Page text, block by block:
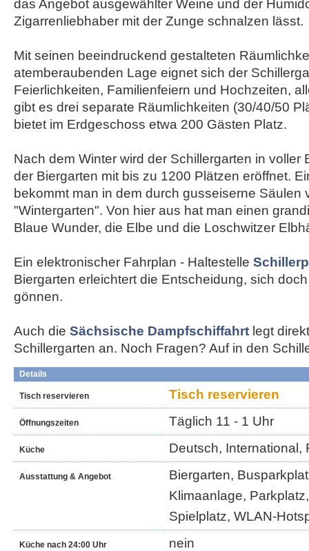
das Angebot ausgewählter Weine und der
Zigarrenliebhaber mit der Zunge schnalzen lässt.
Mit seinen beeindruckend gestalteten
atemberaubenden Lage eignet sich der
Feierlichkeiten, Familienfeiern und Hochzeiten,
gibt es drei separate Räumlichkeiten (30/40/50
bietet im Erdgeschoss etwa 200 Gästen Platz.
Nach dem Winter wird der Schillergarten in voller
der Biergarten mit bis zu 1200 Plätzen eröffnet.
bekommt man in dem durch gusseiserne Säulen
"Wintergarten". Von hier aus hat man einen
Blaue Wunder, die Elbe und die Loschwitzer
Ein elektronischer Fahrplan - Haltestelle
Biergarten erleichtert die Entscheidung, sich
gönnen.
Auch die Sächsische Dampfschiffahrt legt
Schillergarten an. Noch Fragen? Auf in den
Details
Tisch reservieren Tisch reservieren
Öffnungszeiten Täglich 11 - 1 Uhr
Küche Deutsch, International,
Ausstattung & Angebot
Biergarten,
Klimaanlage,
Spielplatz, WLAN-
Küche nach 24:00 Uhr nein